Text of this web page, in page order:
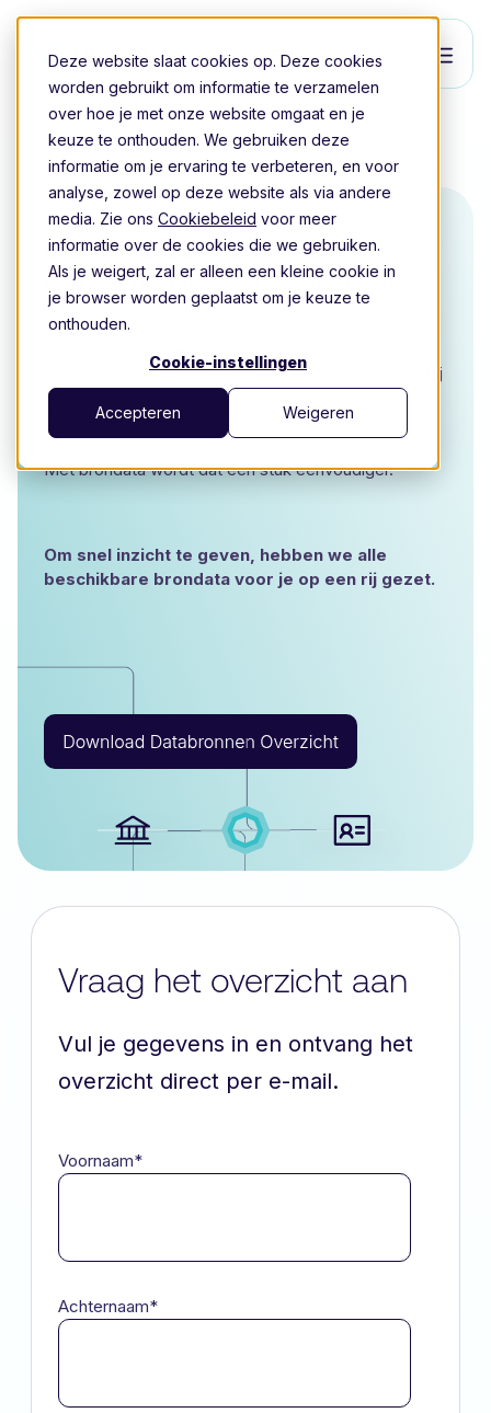
Deze website slaat cookies op. Deze cookies
worden gebruikt om informatie te verzamelen
over hoe je met onze website omgaat en je
keuze te onthouden. We gebruiken deze
informatie om je ervaring te verbeteren, en voor
analyse, zowel op deze website als via andere
media. Zie ons Cookiebeleid voor meer
informatie over de cookies die we gebruiken.
Als je weigert, zal er alleen een kleine cookie in
je browser worden geplaatst om je keuze te
onthouden.
Cookie-instellingen
Accepteren Weigeren
Download het
Databronnen Overzicht
acceptatie- en beheerprocessen verbeteren. Daarbij
vormt het verzamelen van betrouwbare
klantgegevens vaak de grootste uitdaging.
Met brondata wordt dat een stuk eenvoudiger.
Om snel inzicht te geven, hebben we alle
beschikbare brondata voor je op een rij gezet.
Vraag het overzicht aan
Vul je gegevens in en ontvang het
overzicht direct per e-mail.
Voornaam*
Achternaam*